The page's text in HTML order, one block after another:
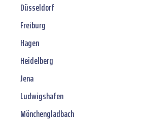
Düsseldorf
Freiburg
Hagen
Heidelberg
Jena
Ludwigshafen
Mönchengladbach